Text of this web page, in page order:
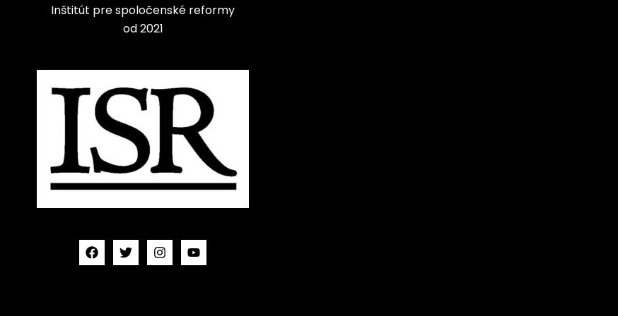
Inštitút pre spoločenské reformy
od 2021